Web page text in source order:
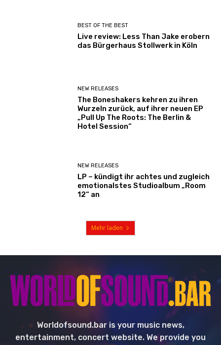
BEST OF THE BEST
Live review: Less Than Jake erobern
das Bürgerhaus Stollwerk in Köln
NEW RELEASES
The Boneshakers kehren zu ihren
Wurzeln zurück, auf ihrer neuen EP
„Pull Up The Roots: The Berlin &
Hotel Session“
NEW RELEASES
LP – kündigt ihr achtes und zugleich
emotionalstes Studioalbum „Room
12“ an
Mehr laden
Worldofsound.bar is your music news,
entertainment, concert website. We provide you